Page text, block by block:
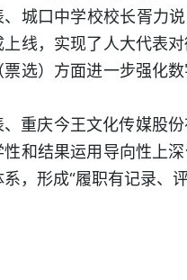
、城口中学校校长胥力
线，实现了人大代表
票选）方面进一步强化
、重庆今王文化传媒股
和结果运用导向性上
，形成“履职有记录、